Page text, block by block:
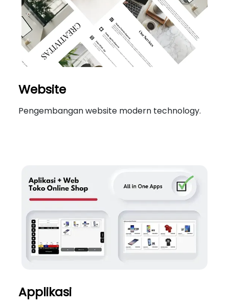
Website
Pengembangan website modern technology.
Applikasi